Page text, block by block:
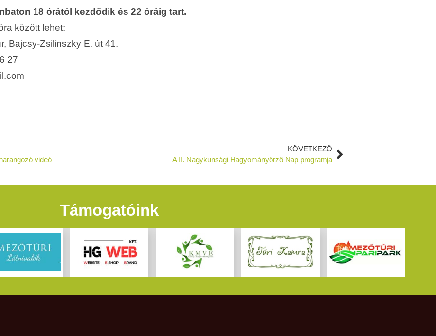
18 órától kezdődik és 22 óráig tart.
között lehet:
Bajcsy-Zsilinszky E. út 41.
27
videó
KÖVETKEZŐ
A II. Nagykunsági Hagyományőrző Nap programja
Támogatóink